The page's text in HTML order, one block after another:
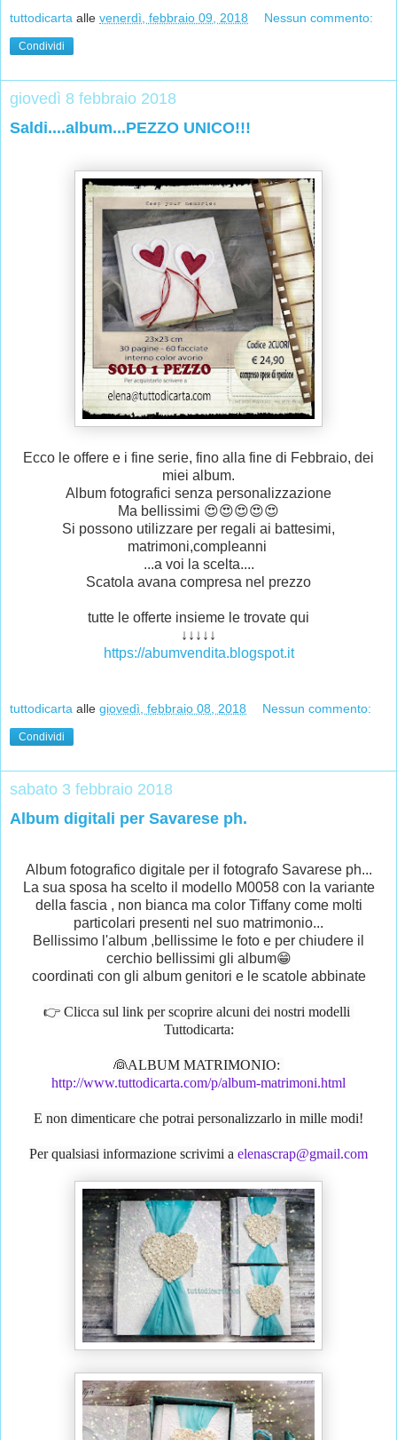
tuttodicarta alle venerdì, febbraio 09, 2018 Nessun commento:
Condividi
giovedì 8 febbraio 2018
Saldi....album...PEZZO UNICO!!!
Ecco le offere e i fine serie, fino alla fine di Febbraio, dei
miei album.
Album fotografici senza personalizzazione
Ma bellissimi 😍😍😍😍😍
Si possono utilizzare per regali ai battesimi,
matrimoni,compleanni
...a voi la scelta....
Scatola avana compresa nel prezzo
tutte le offerte insieme le trovate qui
↓↓↓↓↓
https://abumvendita.blogspot.it
tuttodicarta alle giovedì, febbraio 08, 2018 Nessun commento:
Condividi
sabato 3 febbraio 2018
Album digitali per Savarese ph.
Album fotografico digitale per il fotografo Savarese ph...
La sua sposa ha scelto il modello M0058 con la variante
della fascia , non bianca ma color Tiffany come molti
particolari presenti nel suo matrimonio...
Bellissimo l'album ,bellissime le foto e per chiudere il
cerchio bellissimi gli album😁
coordinati con gli album genitori e le scatole abbinate
👉 Clicca sul link per scoprire alcuni dei nostri modelli
Tuttodicarta:
http://www.tuttodicarta.com/p/album-matrimoni.html
E non dimenticare che potrai personalizzarlo in mille modi!
Per qualsiasi informazione scrivimi a elenascrap@gmail.com